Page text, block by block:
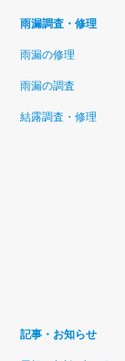
雨漏調査・修理
雨漏の修理
雨漏の調査
結露調査・修理
記事・お知らせ